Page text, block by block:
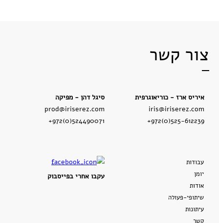
צור קשר
איריס ארז - כוריאוגרפית
iris@iriserez.com
+972(0)525-612239
סיגל דהן - מפיקה
prod@iriserez.com
+972(0)524490071
עבודות
יומן
אודות
שיתופי-פעולה
עיתונות
קשר
עקבו אחרי בפייסבוק